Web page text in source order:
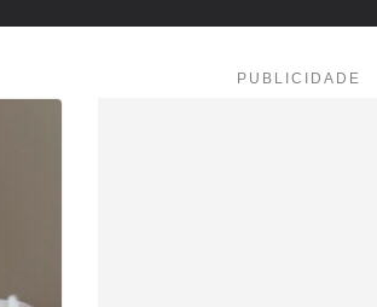
PUBLICIDADE